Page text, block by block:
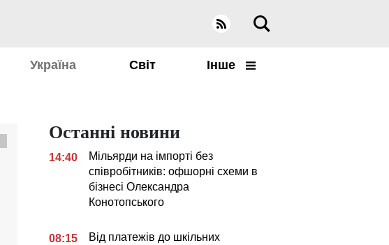
Україна Світ Інше
Останні новини
14:40
Мільярди на імпорті без
співробітників: офшорні схеми в
бізнесі Олександра
Конотопського
08:15
Від платежів до шкільних